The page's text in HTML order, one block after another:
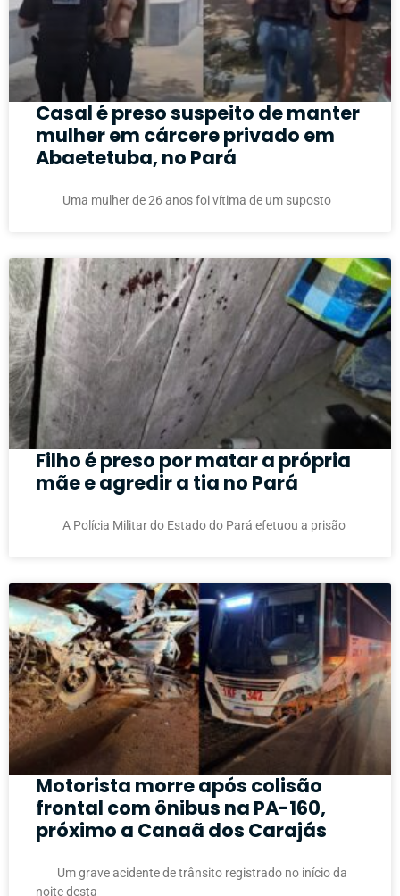
Casal é preso suspeito de manter
mulher em cárcere privado em
Abaetetuba, no Pará
Uma mulher de 26 anos foi vítima de um suposto
Filho é preso por matar a própria
mãe e agredir a tia no Pará
A Polícia Militar do Estado do Pará efetuou a prisão
Motorista morre após colisão
frontal com ônibus na PA-160,
próximo a Canaã dos Carajás
Um grave acidente de trânsito registrado no início da
noite desta